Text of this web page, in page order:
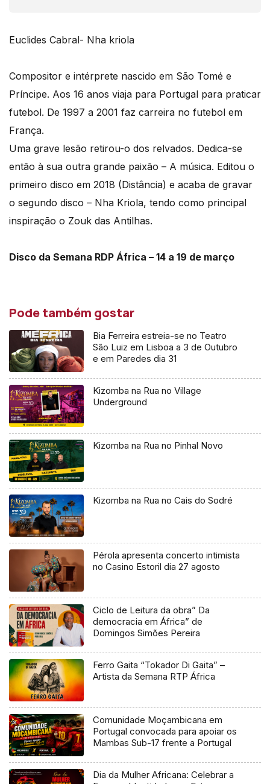
Euclides Cabral- Nha kriola
Compositor e intérprete nascido em São Tomé e
Príncipe. Aos 16 anos viaja para Portugal para praticar
futebol. De 1997 a 2001 faz carreira no futebol em
França.
Uma grave lesão retirou-o dos relvados. Dedica-se
então à sua outra grande paixão – A música. Editou o
primeiro disco em 2018 (Distância) e acaba de gravar
o segundo disco – Nha Kriola, tendo como principal
inspiração o Zouk das Antilhas.
Disco da Semana RDP África – 14 a 19 de março
Pode também gostar
Bia Ferreira estreia-se no Teatro
São Luiz em Lisboa a 3 de Outubro
e em Paredes dia 31
Kizomba na Rua no Village
Underground
Kizomba na Rua no Pinhal Novo
Kizomba na Rua no Cais do Sodré
Pérola apresenta concerto intimista
no Casino Estoril dia 27 agosto
Ciclo de Leitura da obra” Da
democracia em África” de
Domingos Simões Pereira
Ferro Gaita “Tokador Di Gaita” –
Artista da Semana RTP África
Comunidade Moçambicana em
Portugal convocada para apoiar os
Mambas Sub-17 frente a Portugal
Dia da Mulher Africana: Celebrar a